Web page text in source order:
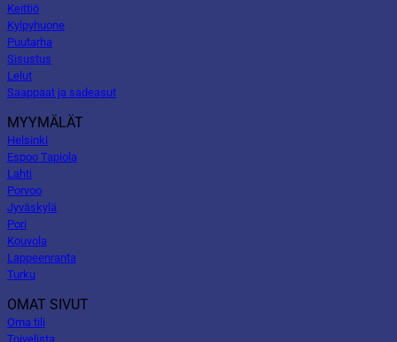
Keittiö
Kylpyhuone
Puutarha
Sisustus
Lelut
Saappaat ja sadeasut
MYYMÄLÄT
Helsinki
Espoo Tapiola
Lahti
Porvoo
Jyväskylä
Pori
Kouvola
Lappeenranta
Turku
OMAT SIVUT
Oma tili
Toivelista